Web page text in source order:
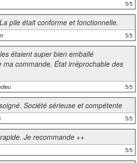
5/5
pile était conforme et fonctionnelle.
5/5
étaient super bien emballé
ma commande. État irréprochable des
5/5
Société sérieuse et compétente
5/5
Je recommande ++
5/5